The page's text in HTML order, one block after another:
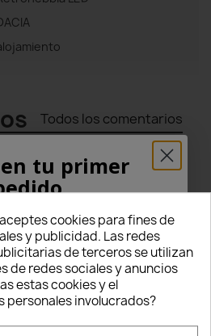
Todos los comentarios
cookies para fines de
y publicidad. Las redes
de terceros se utilizan
de redes sociales y anuncios
estas cookies y el
personales involucrados?
tu primer
PARA TI!
electrónico aquí abajo
5% DE DESCUENTOen tu
pedido.